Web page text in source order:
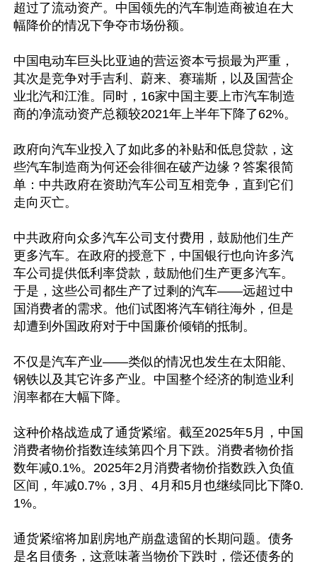
超过了流动资产。中国领先的汽车制造商被迫在大
幅降价的情况下争夺市场份额。
中国电动车巨头比亚迪的营运资本亏损最为严重，
其次是竞争对手吉利、蔚来、赛瑞斯，以及国营企
业北汽和江淮。同时，16家中国主要上市汽车制造
商的净流动资产总额较2021年上半年下降了62%。
政府向汽车业投入了如此多的补贴和低息贷款，这
些汽车制造商为何还会徘徊在破产边缘？答案很简
单：中共政府在资助汽车公司互相竞争，直到它们
走向灭亡。
中共政府向众多汽车公司支付费用，鼓励他们生产
更多汽车。在政府的授意下，中国银行也向许多汽
车公司提供低利率贷款，鼓励他们生产更多汽车。
于是，这些公司都生产了过剩的汽车——远超过中
国消费者的需求。他们试图将汽车销往海外，但是
却遭到外国政府对于中国廉价倾销的抵制。
不仅是汽车产业——类似的情况也发生在太阳能、
钢铁以及其它许多产业。中国整个经济的制造业利
润率都在大幅下降。
这种价格战造成了通货紧缩。截至2025年5月，中国
消费者物价指数连续第四个月下跌。消费者物价指
数年减0.1%。2025年2月消费者物价指数跌入负值
区间，年减0.7%，3月、4月和5月也继续同比下降0.
1%。
通货紧缩将加剧房地产崩盘遗留的长期问题。债务
是名目债务，这意味著当物价下跌时，偿还债务的